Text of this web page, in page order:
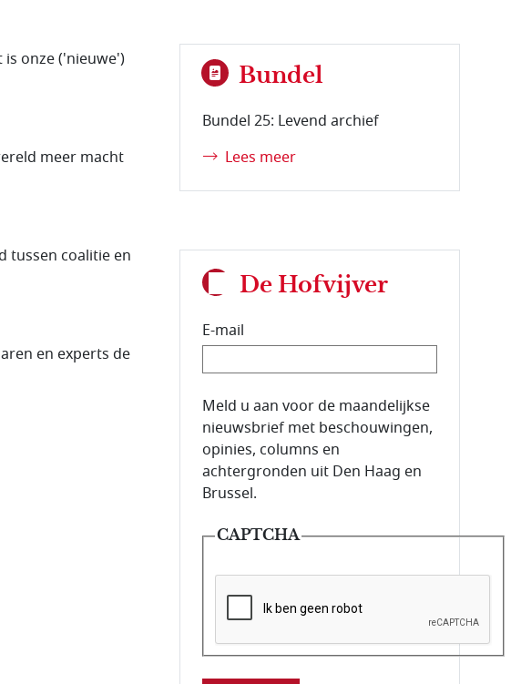
is onze ('nieuwe')
meer macht
tussen coalitie en
en experts de
Bundel
Bundel 25: Levend archief
Lees meer
De Hofvijver
E-mail
E-mailadres van de abonnee.
Meld u aan voor de maandelijkse
nieuwsbrief met beschouwingen,
opinies, columns en
achtergronden uit Den Haag en
Brussel.
CAPTCHA
Deze vraag is om te controleren dat u